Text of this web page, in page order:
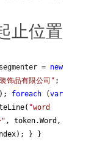
止位置
= new
饰品有限公司 " ;
foreach (var
"word
" , token.Word,
} }